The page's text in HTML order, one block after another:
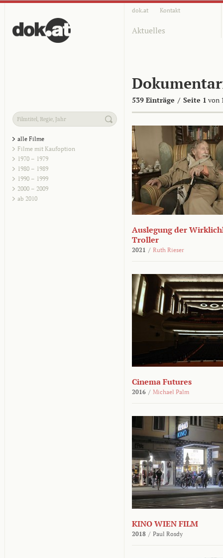
dok.at Kontakt
Aktuelles
539 Einträge / Seite 1 von
alle Filme
Filme mit Kaufoption
1970 – 1979
1980 – 1989
1990 – 1999
2000 – 2009
ab 2010
Auslegung der
Troller
2021 / Ruth Rieser
Cinema Futures
2016 / Michael Palm
KINO WIEN FILM
2018 / Paul Rosdy